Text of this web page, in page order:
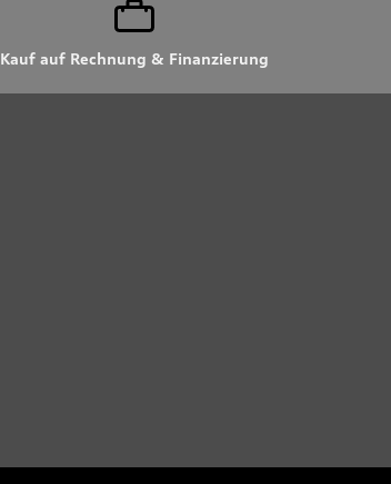
Kauf auf Rechnung & Finanzierung